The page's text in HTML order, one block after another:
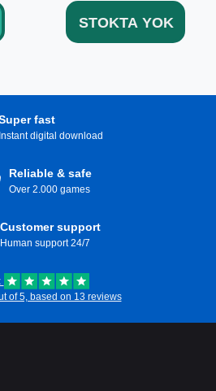
STOKTA YOK
fast
Instant digital download
Reliable & safe
Over 2.000 games
Customer support
Human support 24/7
of 5, based on 13 reviews